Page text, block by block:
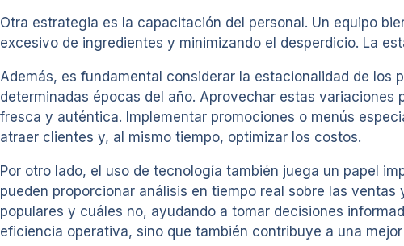
Otra estrategia es la capacitación del personal. Un equipo
excesivo de ingredientes y minimizando el desperdicio. La
Además, es fundamental considerar la estacionalidad de los
determinadas épocas del año. Aprovechar estas
fresca y auténtica. Implementar promociones o menús
atraer clientes y, al mismo tiempo, optimizar los costos.
Por otro lado, el uso de tecnología también juega un papel
pueden proporcionar análisis en tiempo real sobre las
populares y cuáles no, ayudando a tomar decisiones
eficiencia operativa, sino que también contribuye a una